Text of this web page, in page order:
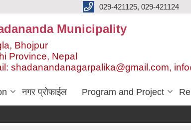
029-421125, 029-421124
Municipality
Bhojpur
Province, Nepal
shadanandanagarpalika@gmail.com,
नगर प्रोफाईल Program and Project